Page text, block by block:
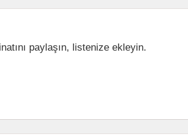
paylaşın, listenize ekleyin.